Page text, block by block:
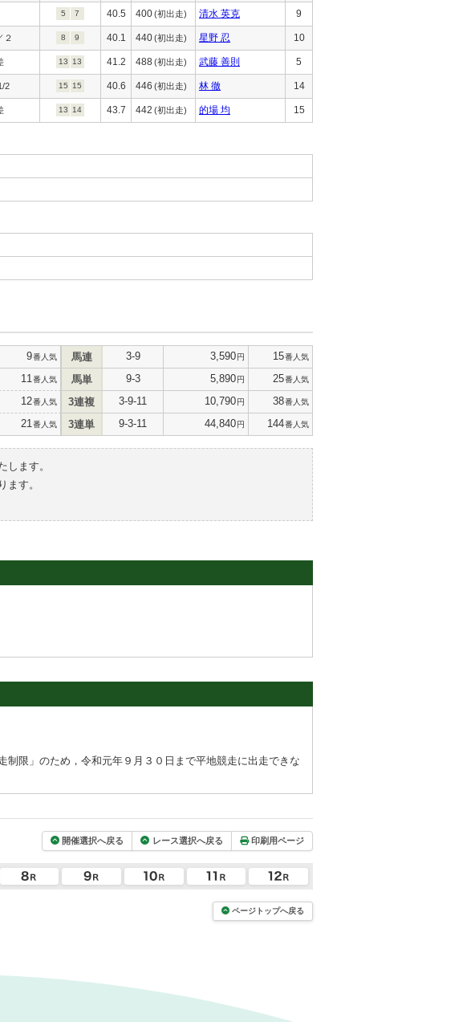
5 7 40.5 400(初出走) 清水 英克 9
２ 8 9 40.1 440(初出走) 星野 忍 10
13 13 41.2 488(初出走) 武藤 善則 5
2 15 15 40.6 446 (初出走) 林 徹 14
13 14 43.7 442 (初出走) 的場 均 15
9番人気
11 番人気
12番人気
21 番人気
馬連 3-9 3,590円 15番人気
馬単 9-3 5,890円 25番人気
3連複 3-9-11 10,790円 38番人気
3連単 9-3-11 44,840円 144番人気
します。
ます。
限」のため，令和元年９月３０日まで平地競走に出走できな
開催選択へ戻る レース選択へ戻る 印刷用ページ
ページトップへ戻る